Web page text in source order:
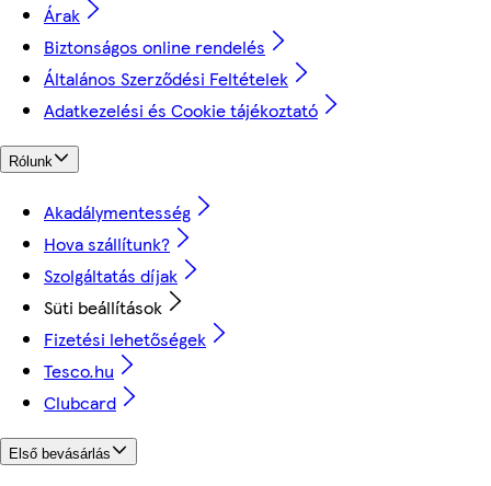
Árak
Biztonságos online rendelés
Általános Szerződési Feltételek
Adatkezelési és Cookie tájékoztató
Rólunk
Akadálymentesség
Hova szállítunk?
Szolgáltatás díjak
Süti beállítások
Fizetési lehetőségek
Tesco.hu
Clubcard
Első bevásárlás